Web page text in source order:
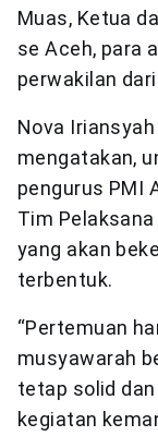
Muas, Ketua
se Aceh, para
perwakilan
Nova
mengatakan,
pengurus PMI
Tim
yang akan
terbentuk.
“Pertemuan
musyawarah
tetap solid
kegiatan